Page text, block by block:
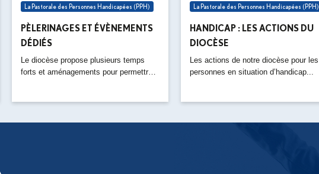
La Pastorale des Personnes Handicapées (PPH)
PÈLERINAGES ET ÉVÈNEMENTS
DÉDIÉS
Le diocèse propose plusieurs temps
forts et aménagements pour permettre
La Pastorale des Personnes Handicapées (PPH)
HANDICAP : LES ACTIONS DU
DIOCÈSE
Les actions de notre diocèse pour les
personnes en situation d’handicap...